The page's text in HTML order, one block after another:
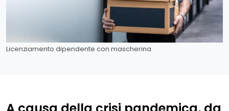
Licenziamento dipendente con mascherina